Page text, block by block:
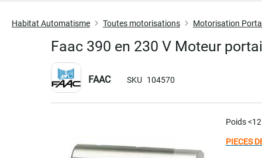
Habitat Automatisme Toutes motorisations Motorisation
Faac 390 en 230 V Moteur
FAAC SKU 104570
Poids
PIECES